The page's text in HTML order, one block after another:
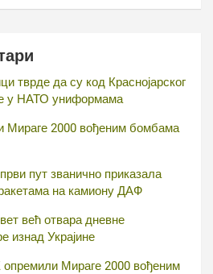
тврде да су код Краснојарског
у НАТО униформама
Мираге 2000 вођеним бомбама
пут званично приказала
на камиону ДАФ
већ отвара дневне
изнад Украјине
Мираге 2000 вођеним